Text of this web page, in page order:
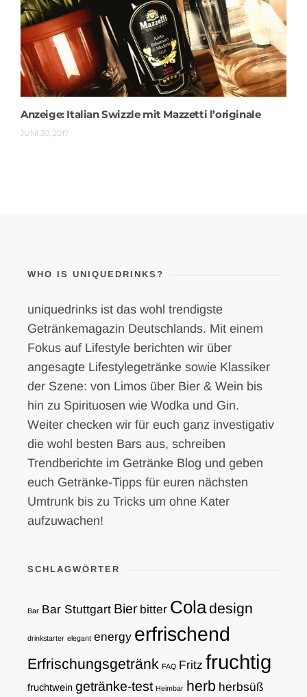
Anzeige: Italian Swizzle mit Mazzetti l’originale
JUNI 30, 2017
WHO IS UNIQUEDRINKS?
uniquedrinks ist das wohl trendigste
Getränkemagazin Deutschlands. Mit einem
Fokus auf Lifestyle berichten wir über
angesagte Lifestylegetränke sowie Klassiker
der Szene: von Limos über Bier & Wein bis
hin zu Spirituosen wie Wodka und Gin.
Weiter checken wir für euch ganz investigativ
die wohl besten Bars aus, schreiben
Trendberichte im Getränke Blog und geben
euch Getränke-Tipps für euren nächsten
Umtrunk bis zu Tricks um ohne Kater
aufzuwachen!
SCHLAGWÖRTER
Bar Bar Stuttgart Bier bitter Coladesign
drinkstarter elegant energy erfrischend
Erfrischungsgetränk FAQ Fritz fruchtig
fruchtwein getränke-test Heimbar herb herbsüß